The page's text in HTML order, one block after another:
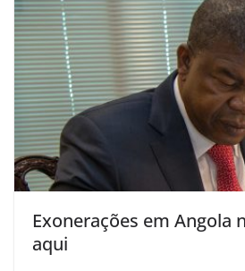
Exonerações em Angola
aqui